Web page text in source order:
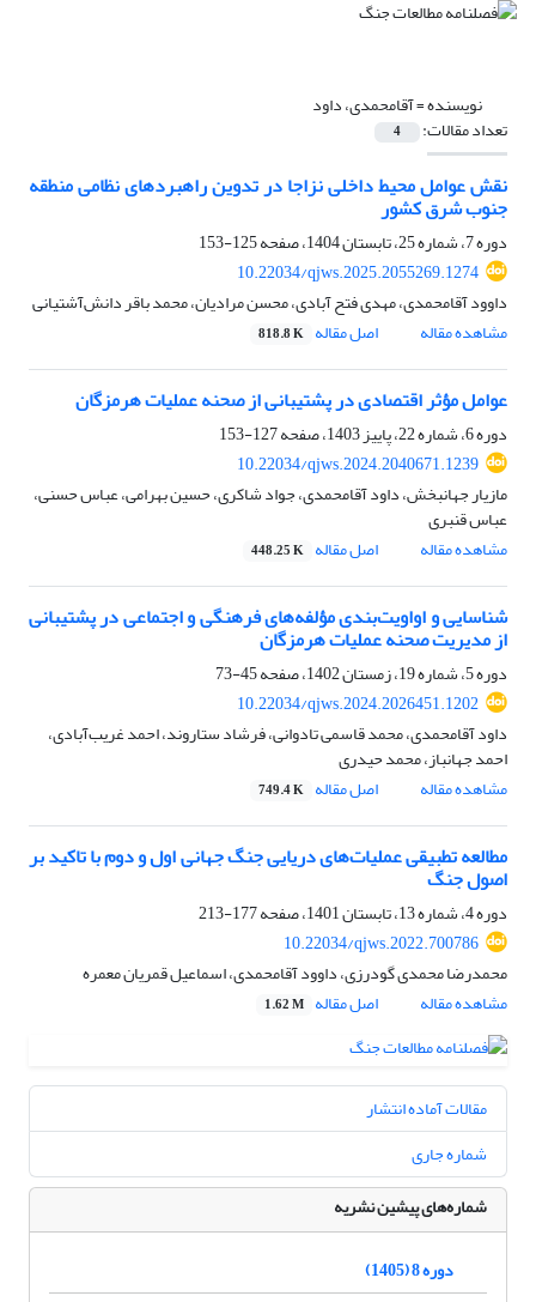
نویسنده =آقامحمدی، داود
تعداد مقالات: 4
نقش عوامل محیط داخلی نزاجا در تدوین راهبردهای نظامی منطقه
جنوب شرق کشور
دوره 7، شماره 25، تابستان 1404، صفحه
125-153
10.22034/qjws.2025.2055269.1274
داوود آقامحمدی، مهدی فتح آبادی، محسن مرادیان، محمد باقر دانش‌آشتیانی
مشاهده مقاله
اصل مقاله 818.8 K
عوامل مؤثر اقتصادی در پشتیبانی از صحنه عملیات هرمزگان
دوره 6، شماره 22، پاییز 1403، صفحه
127-153
10.22034/qjws.2024.2040671.1239
مازیار جهانبخش، داود آقامحمدی، جواد شاکری، حسین بهرامی، عباس حسنی،
عباس قنبری
مشاهده مقاله
اصل مقاله 448.25 K
شناسایی و اواویت‌بندی مؤلفه‌‌های فرهنگی و اجتماعی در پشتیبانی
از مدیریت صحنه عملیات هرمزگان
دوره 5، شماره 19، زمستان 1402، صفحه
45-73
10.22034/qjws.2024.2026451.1202
داود آقامحمدی، محمد قاسمی تادوانی، فرشاد ستاروند، احمد غریب‌آبادی،
احمد جهانباز، محمد حیدری
مشاهده مقاله
اصل مقاله 749.4 K
مطالعه تطبیقی عملیات‌های دریایی جنگ جهانی اول و دوم با تاکید بر
اصول جنگ
دوره 4، شماره 13، تابستان 1401، صفحه
177-213
10.22034/qjws.2022.700786
محمدرضا محمدی گودرزی، داوود آقامحمدی، اسماعیل قمریان معمره
مشاهده مقاله
اصل مقاله 1.62 M
مقالات آماده انتشار
شماره جاری
شماره‌های پیشین نشریه
دوره 8 (1405)